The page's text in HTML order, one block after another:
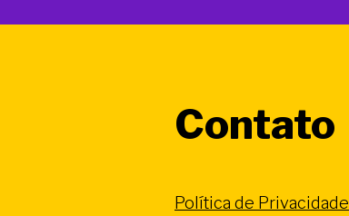
Contato
Política de Privacidade